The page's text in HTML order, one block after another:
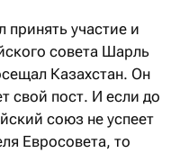
принять участие и
совета Шарль
Казахстан. Он
свой пост. И если до
союз не успеет
Евросовета, то